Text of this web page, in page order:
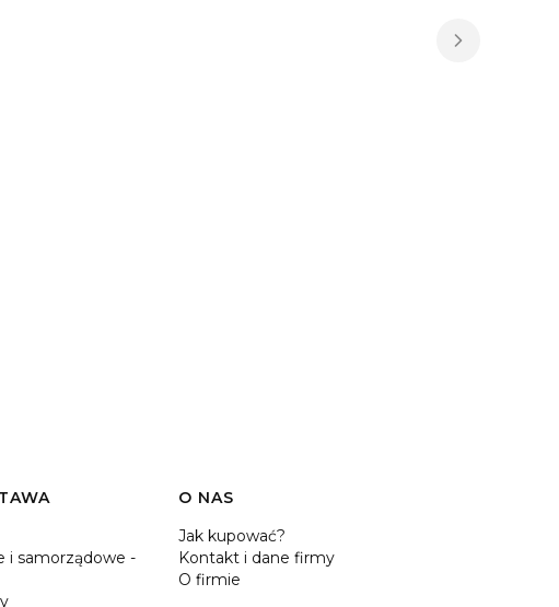
i samorządowe -
O NAS
Jak kupować?
Kontakt i dane firmy
O firmie